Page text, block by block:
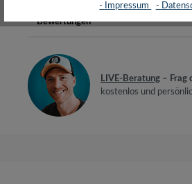
Bewertungen
LIVE-Beratung – Frag
kostenlos und
- Impressum -